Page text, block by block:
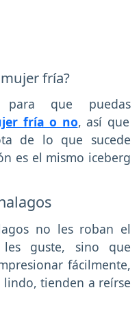
fría?
para que puedas
fría o no, así que
de lo que sucede
es el mismo iceberg
no les roban el
guste, sino que
fácilmente,
tienden a reírse